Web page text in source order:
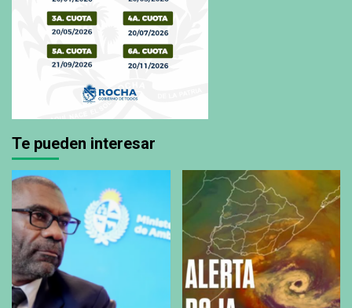
Te pueden interesar